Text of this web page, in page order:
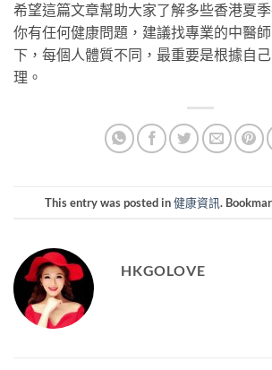
希望這篇文章幫助大家了解多些香港夏
你有任何健康問題，建議找專業的中醫
下，每個人體質不同，最重要是根據自
理。
This entry was posted in健康資訊.
HKGOLOVE